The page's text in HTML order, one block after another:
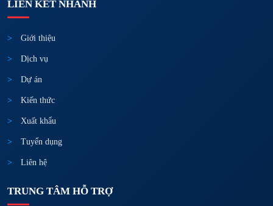
LIÊN KẾT NHANH
Giới thiệu
Dịch vụ
Dự án
Kiến thức
Xuất khẩu
Tuyển dụng
Liên hệ
TRUNG TÂM HỖ TRỢ